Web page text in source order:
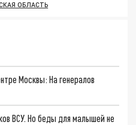
ОБЛАСТЬ
Москвы: На генералов
ВСУ. Но беды для малышей не